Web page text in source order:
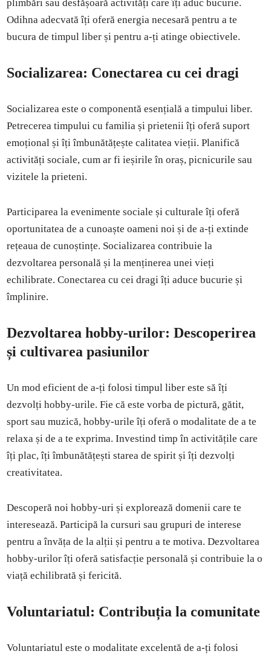
plimbări sau desfășoară activități care îți aduc bucurie.
Odihna adecvată îți oferă energia necesară pentru a te
bucura de timpul liber și pentru a-ți atinge obiectivele.
Socializarea: Conectarea cu cei dragi
Socializarea este o componentă esențială a timpului liber.
Petrecerea timpului cu familia și prietenii îți oferă suport
emoțional și îți îmbunătățește calitatea vieții. Planifică
activități sociale, cum ar fi ieșirile în oraș, picnicurile sau
vizitele la prieteni.
Participarea la evenimente sociale și culturale îți oferă
oportunitatea de a cunoaște oameni noi și de a-ți extinde
rețeaua de cunoștințe. Socializarea contribuie la
dezvoltarea personală și la menținerea unei vieți
echilibrate. Conectarea cu cei dragi îți aduce bucurie și
împlinire.
Dezvoltarea hobby-urilor: Descoperirea
și cultivarea pasiunilor
Un mod eficient de a-ți folosi timpul liber este să îți
dezvolți hobby-urile. Fie că este vorba de pictură, gătit,
sport sau muzică, hobby-urile îți oferă o modalitate de a te
relaxa și de a te exprima. Investind timp în activitățile care
îți plac, îți îmbunătățești starea de spirit și îți dezvolți
creativitatea.
Descoperă noi hobby-uri și explorează domenii care te
interesează. Participă la cursuri sau grupuri de interese
pentru a învăța de la alții și pentru a te motiva. Dezvoltarea
hobby-urilor îți oferă satisfacție personală și contribuie la o
viață echilibrată și fericită.
Voluntariatul: Contribuția la comunitate
Voluntariatul este o modalitate excelentă de a-ți folosi